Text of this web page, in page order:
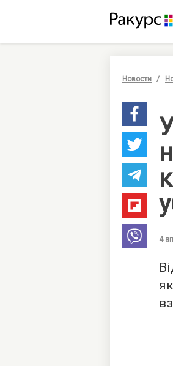
Новости
4